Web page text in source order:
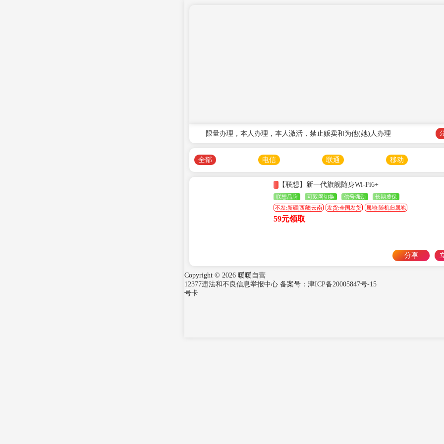
限量办理，本人办理，本人激活，禁止贩卖和为他(她)人办理
全部 电信 联通 移动
【联想】新一代旗舰随身Wi-Fi6+
联想品牌 可双网切换 信号强劲
长期质保
不发:新疆|西藏|云南
发货:全国发货 属地:随机归属地
59元领取
分享
Copyright © 2026 暖暖自营
12377违法和不良信息举报中心 备案号： 津ICP备20005847号-15
号卡